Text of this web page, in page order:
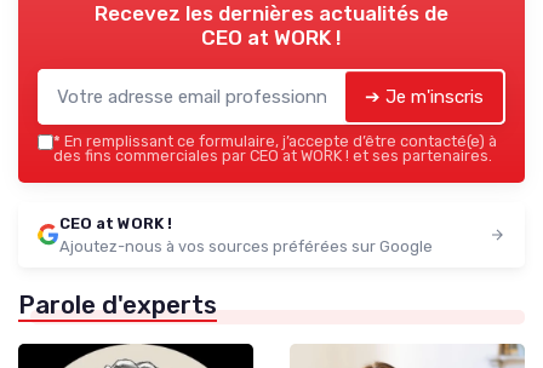
Recevez les dernières actualités de
CEO at WORK !
➔ Je m'inscris
* En remplissant ce formulaire, j’accepte d’être contacté(e) à
des fins commerciales par CEO at WORK ! et ses partenaires.
CEO at WORK !
Ajoutez-nous à vos sources préférées sur Google
Parole d'experts